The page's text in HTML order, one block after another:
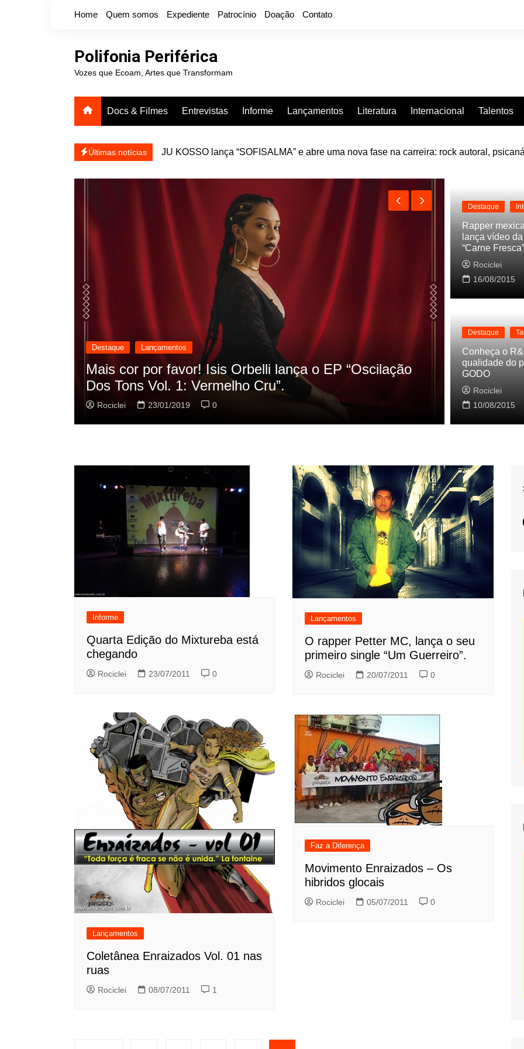
Home Quem somos Expediente Patrocínio Doação Contato
Polifonia Periférica
Vozes que Ecoam, Artes que Transformam
Docs & Filmes Entrevistas Informe Lançamentos Literatura Internacional Talentos
Últimas notícias
JU KOSSO lança “SOFISALMA” e abre uma nova fase na carreira: rock autoral,
Projota relança a mixtape “Projeção”, de 2010, nas plataformas digitais
Destaque Lançamentos
Rashid vai buscar nos HQs as referencias do clipe de
sua nova música
Rociclei 22/01/2019 0
Destaque
Cynthia
Baleiro
Rociclei
Destaque
Rapper
lança vídeo
“Carne Fresca”
Rociclei
16/08/2015
Destaque
Conheça o
qualidade do
GODO
Rociclei
10/08/2015
Informe
Quarta Edição do Mixtureba está
chegando
Rociclei 23/07/2011 0
Lançamentos
O rapper Petter MC, lança o seu
primeiro single “Um Guerreiro”.
Rociclei 20/07/2011 0
Lançamentos
Coletânea Enraizados Vol. 01 nas
ruas
Rociclei 08/07/2011 1
Faz a Diferença
Movimento Enraizados – Os
hibridos glocais
Rociclei 05/07/2011 0